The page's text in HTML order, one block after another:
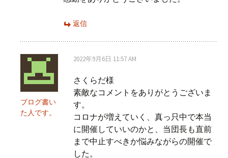
返信
ブログ書い
た人です。
2022年9月6日 11:57 AM
さくらだ様
素敵なコメントをありがとうございま
す。
コロナが増えていく、真っ只中で本当
に開催していいのかと、当団長も直前
まで中止すべきか悩みながらの開催で
した。